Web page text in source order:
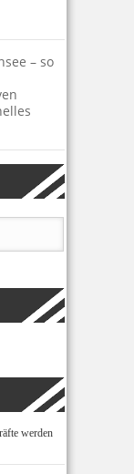
– so
werden